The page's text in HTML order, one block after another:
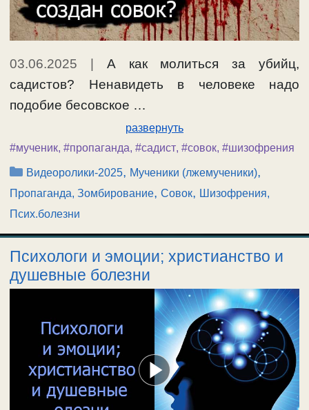
03.06.2025 | А как молиться за убийц,
садистов? Ненавидеть в человеке надо
подобие бесовское …
развернуть
#мученик, #пропаганда, #садист, #совок, #шизофрения
Рубрики
Видеоролики-2025, Мученики (лжемученики),
Пропаганда, Зомбирование, Совок, Шизофрения,
Псих.болезни
Психологи и эмоции; христианство и
душевные болезни